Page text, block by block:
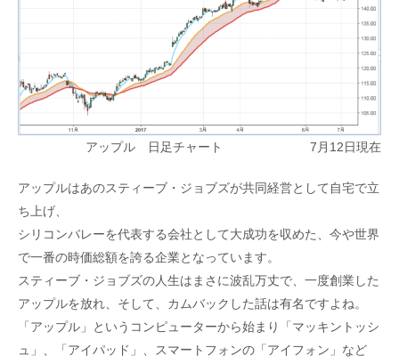
アップル 日足チャート 7月12日現在
アップルはあのスティーブ・ジョブズが共同経営として自宅で立
ち上げ、
シリコンバレーを代表する会社として大成功を収めた、今や世界
で一番の時価総額を誇る企業となっています。
スティーブ・ジョブズの人生はまさに波乱万丈で、一度創業した
アップルを放れ、そして、カムバックした話は有名ですよね。
「アップル」というコンピューターから始まり「マッキントッシ
ュ」、「アイパッド」、スマートフォンの「アイフォン」など